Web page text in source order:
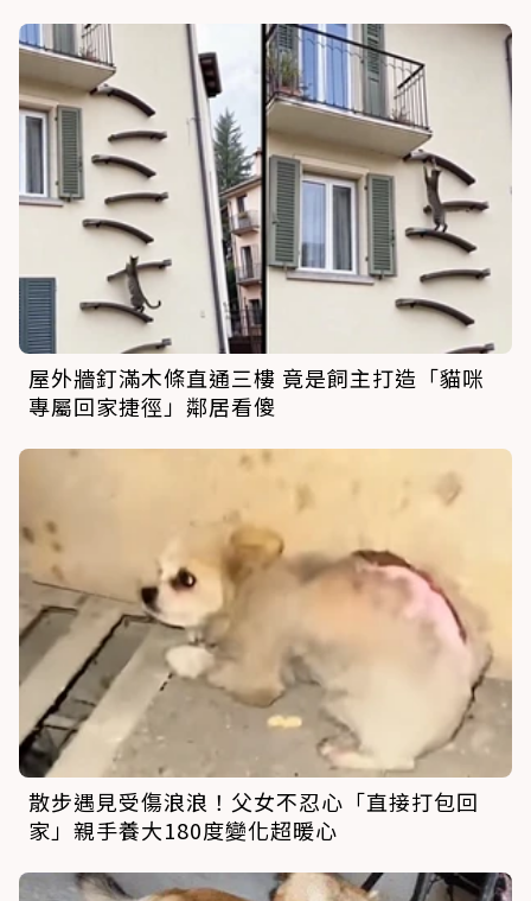
屋外牆釘滿木條直通三樓 竟是飼主打造「貓咪
專屬回家捷徑」鄰居看傻
散步遇見受傷浪浪！父女不忍心「直接打包回
家」親手養大180度變化超暖心